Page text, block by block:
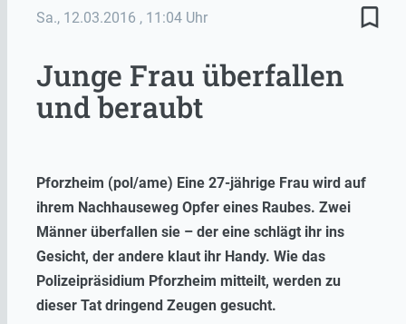
Sa., 12.03.2016 , 11:04 Uhr bookmark_border
Junge Frau überfallen
und beraubt
Pforzheim (pol/ame) Eine 27-jährige Frau wird auf
ihrem Nachhauseweg Opfer eines Raubes. Zwei
Männer überfallen sie – der eine schlägt ihr ins
Gesicht, der andere klaut ihr Handy. Wie das
Polizeipräsidium Pforzheim mitteilt, werden zu
dieser Tat dringend Zeugen gesucht.